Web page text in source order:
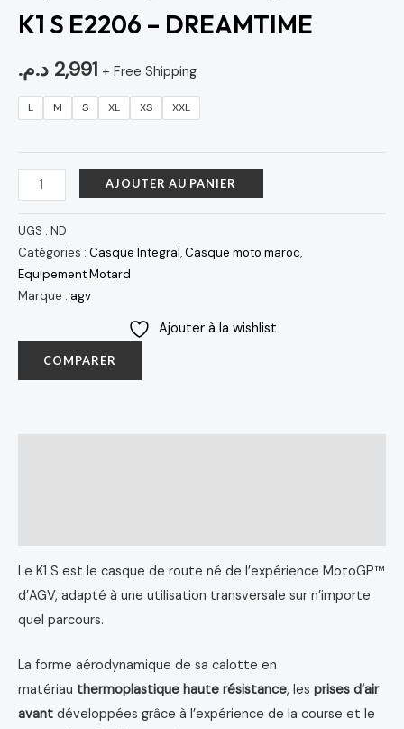
K1 S E2206 – DREAMTIME
2,991 د.م. + Free Shipping
L M S XL XS XXL
AJOUTER AU PANIER
UGS : ND
Catégories : Casque Integral,Casque moto maroc,
Equipement Motard
Marque : agv
Ajouter à la wishlist
COMPARER
Le K1 S est le casque de route né de l’expérience MotoGP™
d’AGV, adapté à une utilisation transversale sur n’importe
quel parcours.
La forme aérodynamique de sa calotte en
matériau thermoplastique haute résistance, les prises d’air
avant développées grâce à l’expérience de la course et le